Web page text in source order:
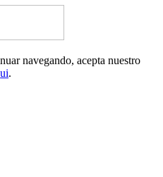
navegando, acepta nuestro
.